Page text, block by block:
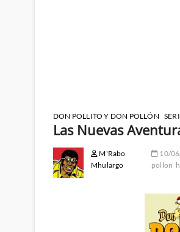
DON POLLITO Y DON POLLÓN
Las Nuevas
M'Rabo
Mhulargo
10/
pollon